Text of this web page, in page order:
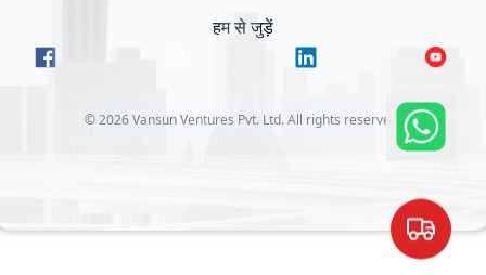
हम से जुड़ें
©2026Vansun Ventures Pvt. Ltd. All rights reserved.